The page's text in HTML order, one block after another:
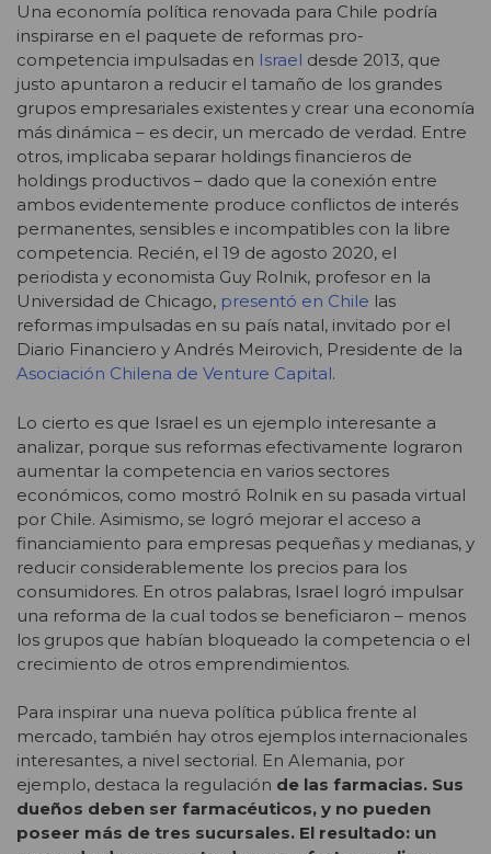
Una economía política renovada para Chile podría
inspirarse en el paquete de reformas pro-
competencia impulsadas en Israel desde 2013, que
justo apuntaron a reducir el tamaño de los grandes
grupos empresariales existentes y crear una economía
más dinámica – es decir, un mercado de verdad. Entre
otros, implicaba separar holdings financieros de
holdings productivos – dado que la conexión entre
ambos evidentemente produce conflictos de interés
permanentes, sensibles e incompatibles con la libre
competencia. Recién, el 19 de agosto 2020, el
periodista y economista Guy Rolnik, profesor en la
Universidad de Chicago, presentó en Chile las
reformas impulsadas en su país natal, invitado por el
Diario Financiero y Andrés Meirovich, Presidente de la
Asociación Chilena de Venture Capital.
Lo cierto es que Israel es un ejemplo interesante a
analizar, porque sus reformas efectivamente lograron
aumentar la competencia en varios sectores
económicos, como mostró Rolnik en su pasada virtual
por Chile. Asimismo, se logró mejorar el acceso a
financiamiento para empresas pequeñas y medianas, y
reducir considerablemente los precios para los
consumidores. En otros palabras, Israel logró impulsar
una reforma de la cual todos se beneficiaron – menos
los grupos que habían bloqueado la competencia o el
crecimiento de otros emprendimientos.
Para inspirar una nueva política pública frente al
mercado, también hay otros ejemplos internacionales
interesantes, a nivel sectorial. En Alemania, por
ejemplo, destaca la regulación de las farmacias. Sus
dueños deben ser farmacéuticos, y no pueden
poseer más de tres sucursales. El resultado: un